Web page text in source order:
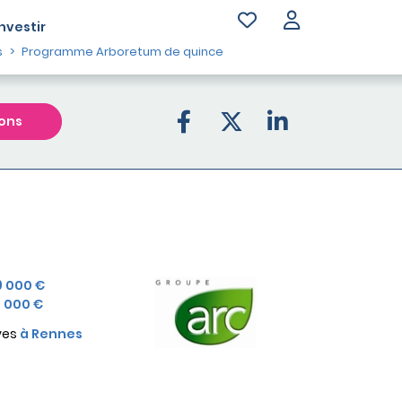
Programme Arboretum de quince
000 €
000 €
à Rennes